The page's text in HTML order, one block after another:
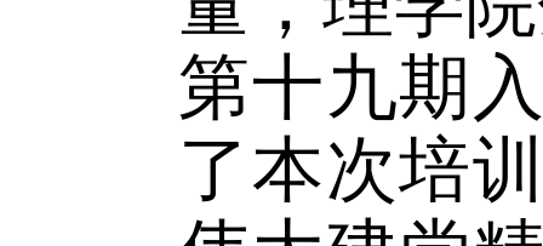
为切实
量，理学
第十九期